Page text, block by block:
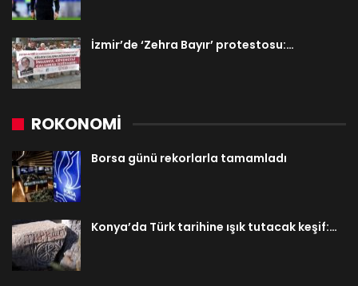
İzmir’de ‘Zehra Bayır’ protestosu:…
ROKONOMİ
Borsa günü rekorlarla tamamladı
Konya’da Türk tarihine ışık tutacak keşif:…